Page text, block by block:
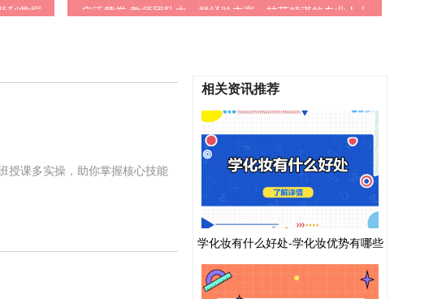
利掌握
广泛赞誉 教师团队由一群经验丰富、技艺精湛的专业人士
授课多实操，助你掌握核心技能
相关资讯推荐
学化妆有什么好处-学化妆优势有哪些